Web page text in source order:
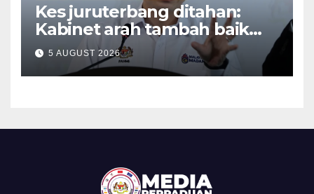
Kes juruterbang ditahan:
Kabinet arah tambah baik
langkah keselamatan di
lapangan terbang – Fahmi
5 AUGUST 2026